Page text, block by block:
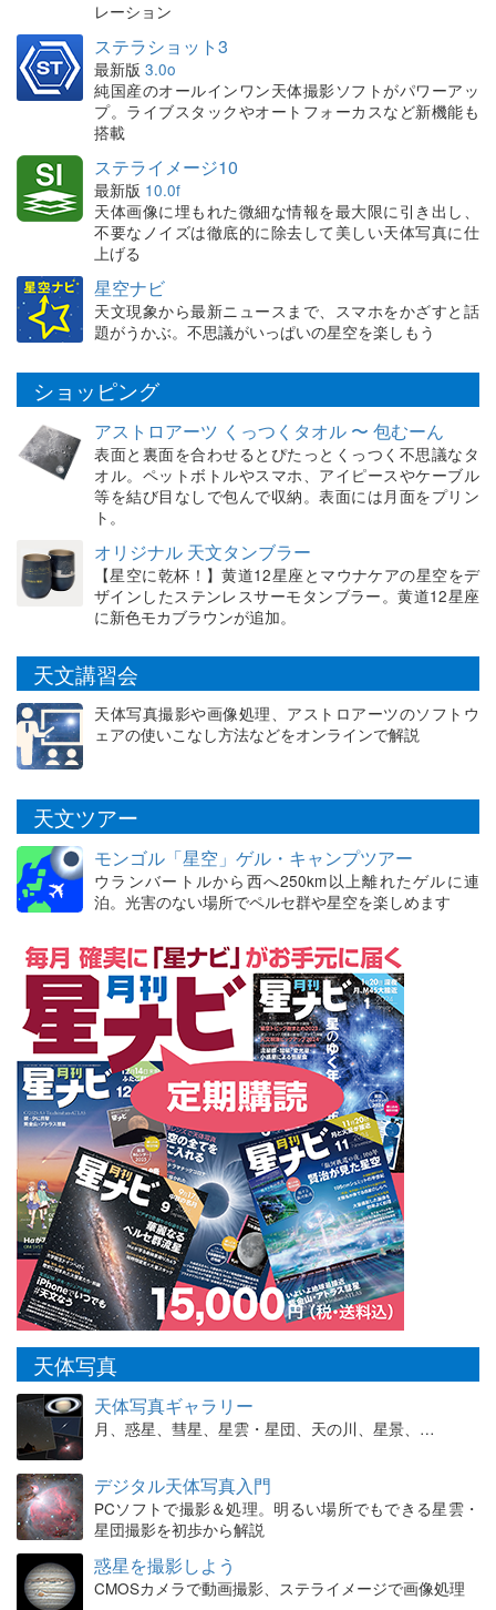
レーション
ステラショット3
最新版 3.0o
純国産のオールインワン天体撮影ソフトがパワーアッ
プ。ライブスタックやオートフォーカスなど新機能も
搭載
ステライメージ10
最新版 10.0f
天体画像に埋もれた微細な情報を最大限に引き出し、
不要なノイズは徹底的に除去して美しい天体写真に仕
上げる
星空ナビ
天文現象から最新ニュースまで、スマホをかざすと話
題がうかぶ。不思議がいっぱいの星空を楽しもう
ショッピング
アストロアーツ くっつくタオル 〜 包むーん
表面と裏面を合わせるとぴたっとくっつく不思議なタ
オル。ペットボトルやスマホ、アイピースやケーブル
等を結び目なしで包んで収納。表面には月面をプリン
ト。
オリジナル 天文タンブラー
【星空に乾杯！】黄道12星座とマウナケアの星空をデ
ザインしたステンレスサーモタンブラー。黄道12星座
に新色モカブラウンが追加。
天文講習会
天体写真撮影や画像処理、アストロアーツのソフトウ
ェアの使いこなし方法などをオンラインで解説
天文ツアー
モンゴル「星空」ゲル・キャンプツアー
ウランバートルから西へ250km以上離れたゲルに連
泊。光害のない場所でペルセ群や星空を楽しめます
天体写真
天体写真ギャラリー
月、惑星、彗星、星雲・星団、天の川、星景、…
デジタル天体写真入門
PCソフトで撮影＆処理。明るい場所でもできる星雲・
星団撮影を初歩から解説
惑星を撮影しよう
CMOSカメラで動画撮影、ステライメージで画像処理